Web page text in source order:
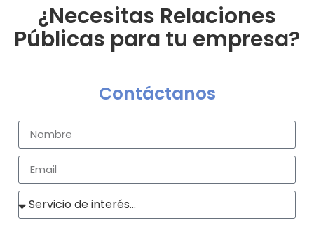
¿Necesitas Relaciones
Públicas para tu empresa?
Contáctanos